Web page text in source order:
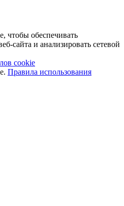
чтобы обеспечивать
сайта и анализировать сетевой
cookie
Правила использования